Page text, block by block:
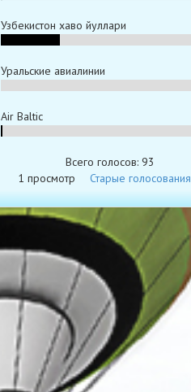
Узбекистон хаво йуллари
Уральские авиалинии
Air Baltic
Всего голосов: 93
1 просмотр
Старые голосования